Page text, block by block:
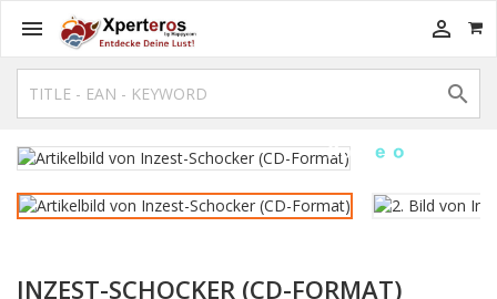
 

INZEST-SCHOCKER (CD-FORMAT)